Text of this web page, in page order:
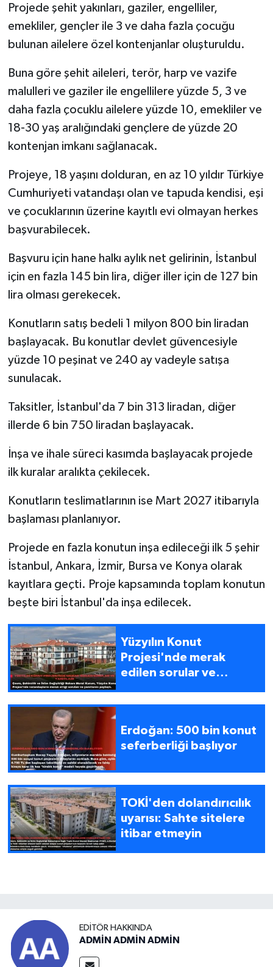
Projede şehit yakınları, gaziler, engelliler,
emekliler, gençler ile 3 ve daha fazla çocuğu
bulunan ailelere özel kontenjanlar oluşturuldu.
Buna göre şehit aileleri, terör, harp ve vazife
malulleri ve gaziler ile engellilere yüzde 5, 3 ve
daha fazla çocuklu ailelere yüzde 10, emekliler ve
18-30 yaş aralığındaki gençlere de yüzde 20
kontenjan imkanı sağlanacak.
Projeye, 18 yaşını dolduran, en az 10 yıldır Türkiye
Cumhuriyeti vatandaşı olan ve tapuda kendisi, eşi
ve çocuklarının üzerine kayıtlı evi olmayan herkes
başvurabilecek.
Başvuru için hane halkı aylık net gelirinin, İstanbul
için en fazla 145 bin lira, diğer iller için de 127 bin
lira olması gerekecek.
Konutların satış bedeli 1 milyon 800 bin liradan
başlayacak. Bu konutlar devlet güvencesiyle
yüzde 10 peşinat ve 240 ay vadeyle satışa
sunulacak.
Taksitler, İstanbul'da 7 bin 313 liradan, diğer
illerde 6 bin 750 liradan başlayacak.
İnşa ve ihale süreci kasımda başlayacak projede
ilk kuralar aralıkta çekilecek.
Konutların teslimatlarının ise Mart 2027 itibarıyla
başlaması planlanıyor.
Projede en fazla konutun inşa edileceği ilk 5 şehir
İstanbul, Ankara, İzmir, Bursa ve Konya olarak
kayıtlara geçti. Proje kapsamında toplam konutun
beşte biri İstanbul'da inşa edilecek.
Yüzyılın Konut
Projesi'nde merak
edilen sorular ve
Erdoğan: 500 bin konut
seferberliği başlıyor
TOKİ'den dolandırıcılık
uyarısı: Sahte sitelere
itibar etmeyin
EDITÖR HAKKINDA
ADMİN ADMİN ADMİN